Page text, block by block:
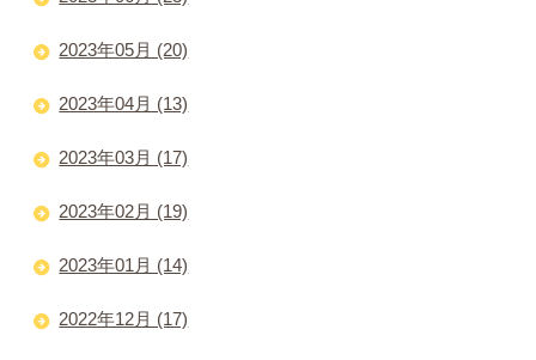
2023年05月 (20)
2023年04月 (13)
2023年03月 (17)
2023年02月 (19)
2023年01月 (14)
2022年12月 (17)